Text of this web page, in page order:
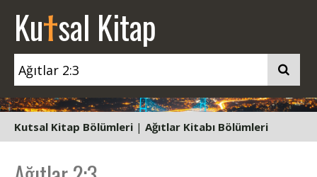
Kutsal Kitap
Kutsal Kitap Bölümleri | Ağıtlar Kitabı Bölümleri